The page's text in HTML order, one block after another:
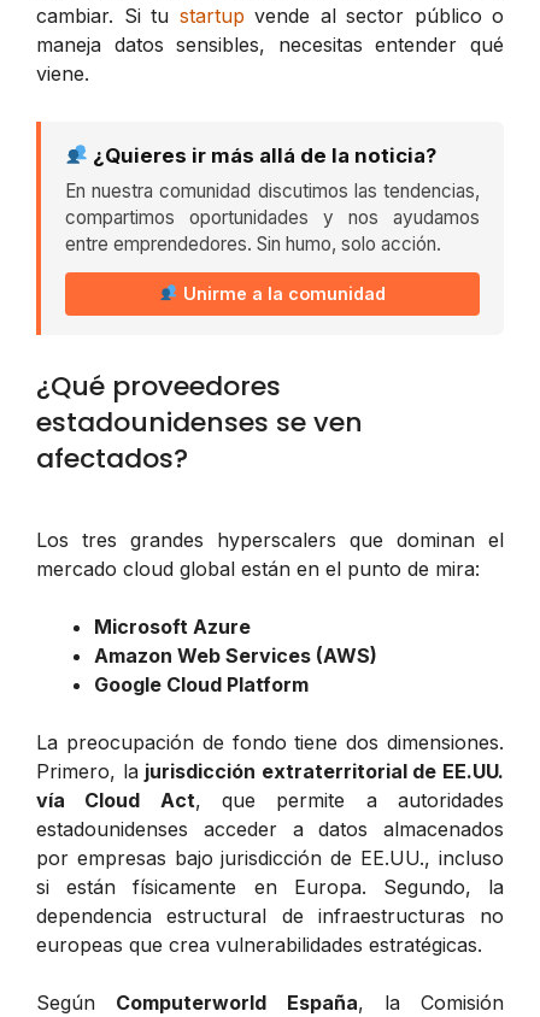
cambiar. Si tu startup vende al sector público o
maneja datos sensibles, necesitas entender qué
viene.
¿Quieres ir más allá de la noticia?
En nuestra comunidad discutimos las tendencias,
compartimos oportunidades y nos ayudamos
entre emprendedores. Sin humo, solo acción.
Unirme a la comunidad
¿Qué proveedores
estadounidenses se ven
afectados?
Los tres grandes hyperscalers que dominan el
mercado cloud global están en el punto de mira:
Microsoft Azure
Amazon Web Services (AWS)
Google Cloud Platform
La preocupación de fondo tiene dos dimensiones.
Primero, la jurisdicción extraterritorial de EE.UU.
vía Cloud Act, que permite a autoridades
estadounidenses acceder a datos almacenados
por empresas bajo jurisdicción de EE.UU., incluso
si están físicamente en Europa. Segundo, la
dependencia estructural de infraestructuras no
europeas que crea vulnerabilidades estratégicas.
Según Computerworld España, la Comisión